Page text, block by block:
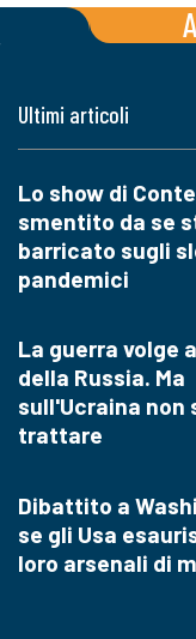
Ultimi articoli
Lo show di
smentito da se
barricato sugli
pandemici
La guerra volge
della Russia. Ma
sull'Ucraina non
trattare
Dibattito a
se gli Usa
loro arsenali di